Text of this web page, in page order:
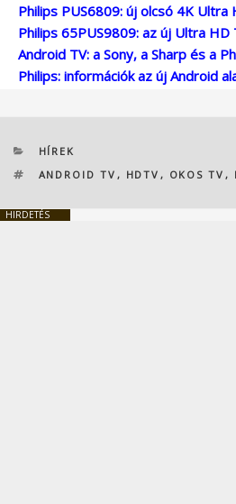
Philips PUS6809: új olcsó 4K Ultra
Philips 65PUS9809: az új Ultra HD
Android TV: a Sony, a Sharp és a
Philips: információk az új Android
KATEGÓRIÁK
HÍREK
CÍMKÉK
ANDROID TV , HDTV , OKOS TV ,
HIRDETÉS